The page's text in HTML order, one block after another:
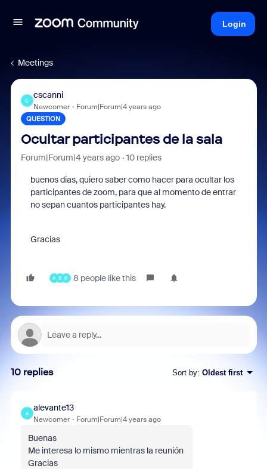
Login
Meetings
C
cscanni
Newcomer Forum|Forum|4 years ago
QUESTION
Ocultar participantes de la sala
Forum|Forum|4 years ago 10 replies
buenos dias, quiero saber como hacer para ocultar los
participantes de zoom, para que al momento de entrar
no sepan cuantos participantes hay.
Gracias
A S K 8 people like this
10 replies Sort by: Oldest first
A
alevante13
Newcomer Forum|Forum|4 years ago
Buenas
Me interesa lo mismo mientras la reunión
Gracias